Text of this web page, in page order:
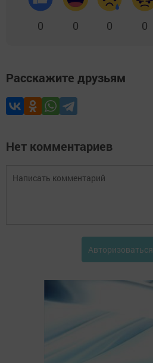
0 0 0 0
Расскажите друзьям
Нет комментариев
Авторизоваться